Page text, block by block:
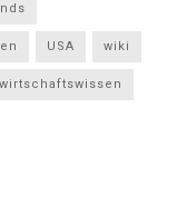
USA wiki
wirtschaftswissen